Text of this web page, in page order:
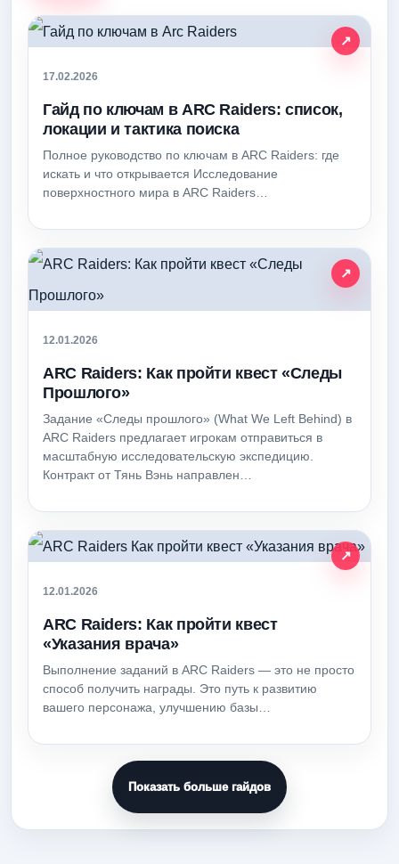
17.02.2026
Гайд по ключам в ARC Raiders: список,
локации и тактика поиска
Полное руководство по ключам в ARC Raiders: где
искать и что открывается Исследование
поверхностного мира в ARC Raiders…
12.01.2026
ARC Raiders: Как пройти квест «Следы
Прошлого»
Задание «Следы прошлого» (What We Left Behind) в
ARC Raiders предлагает игрокам отправиться в
масштабную исследовательскую экспедицию.
Контракт от Тянь Вэнь направлен…
12.01.2026
ARC Raiders: Как пройти квест
«Указания врача»
Выполнение заданий в ARC Raiders — это не просто
способ получить награды. Это путь к развитию
вашего персонажа, улучшению базы…
Показать больше гайдов